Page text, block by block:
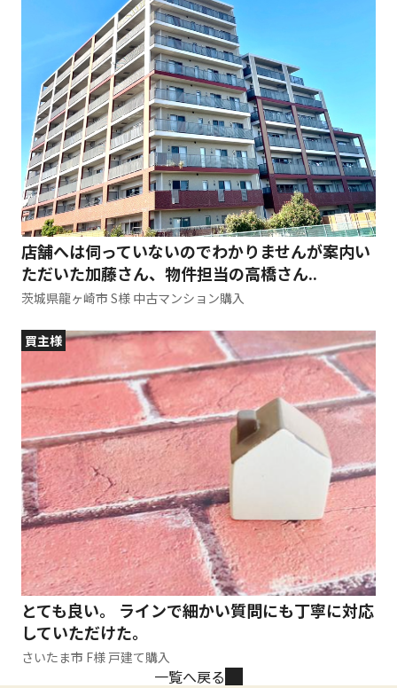
店舗へは伺っていないのでわかりませんが案内い
ただいた加藤さん、物件担当の高橋さん..
茨城県龍ヶ崎市 S様 中古マンション購入
買主様
とても良い。 ラインで細かい質問にも丁寧に対応
していただけた。
さいたま市 F様 戸建て購入
一覧へ戻る